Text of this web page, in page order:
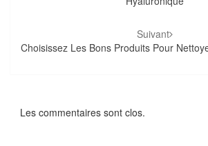
Suivant
Choisissez Les Bons Produits Pour
Les commentaires sont clos.